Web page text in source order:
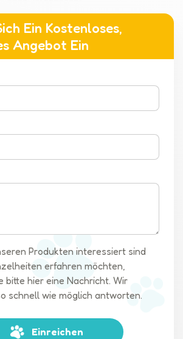
Ein Kostenloses,
Angebot Ein
Produkten interessiert sind
erfahren möchten,
bitte hier eine Nachricht. Wir
schnell wie möglich antworten.
Einreichen